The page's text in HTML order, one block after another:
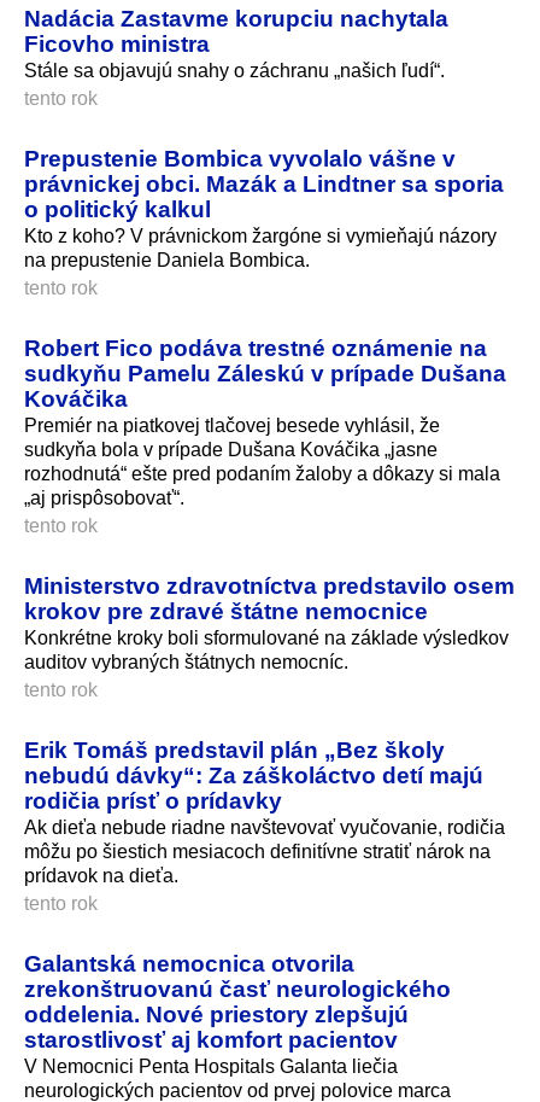
Nadácia Zastavme korupciu nachytala
Ficovho ministra
Stále sa objavujú snahy o záchranu „našich ľudí“.
tento rok
Prepustenie Bombica vyvolalo vášne v
právnickej obci. Mazák a Lindtner sa sporia
o politický kalkul
Kto z koho? V právnickom žargóne si vymieňajú názory
na prepustenie Daniela Bombica.
tento rok
Robert Fico podáva trestné oznámenie na
sudkyňu Pamelu Záleskú v prípade Dušana
Kováčika
Premiér na piatkovej tlačovej besede vyhlásil, že
sudkyňa bola v prípade Dušana Kováčika „jasne
rozhodnutá“ ešte pred podaním žaloby a dôkazy si mala
„aj prispôsobovať“.
tento rok
Ministerstvo zdravotníctva predstavilo osem
krokov pre zdravé štátne nemocnice
Konkrétne kroky boli sformulované na základe výsledkov
auditov vybraných štátnych nemocníc.
tento rok
Erik Tomáš predstavil plán „Bez školy
nebudú dávky“: Za záškoláctvo detí majú
rodičia prísť o prídavky
Ak dieťa nebude riadne navštevovať vyučovanie, rodičia
môžu po šiestich mesiacoch definitívne stratiť nárok na
prídavok na dieťa.
tento rok
Galantská nemocnica otvorila
zrekonštruovanú časť neurologického
oddelenia. Nové priestory zlepšujú
starostlivosť aj komfort pacientov
V Nemocnici Penta Hospitals Galanta liečia
neurologických pacientov od prvej polovice marca